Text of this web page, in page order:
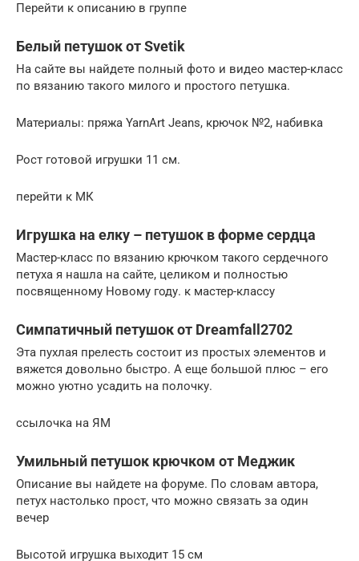
Перейти к описанию в группе
Белый петушок от Svetik
На сайте вы найдете полный фото и видео мастер-класс
по вязанию такого милого и простого петушка.
Материалы: пряжа YarnArt Jeans, крючок №2, набивка
Рост готовой игрушки 11 см.
перейти к МК
Игрушка на елку – петушок в форме сердца
Мастер-класс по вязанию крючком такого сердечного
петуха я нашла на сайте, целиком и полностью
посвященному Новому году. к мастер-классу
Симпатичный петушок от Dreamfall2702
Эта пухлая прелесть состоит из простых элементов и
вяжется довольно быстро. А еще большой плюс – его
можно уютно усадить на полочку.
ссылочка на ЯМ
Умильный петушок крючком от Меджик
Описание вы найдете на форуме. По словам автора,
петух настолько прост, что можно связать за один
вечер
Высотой игрушка выходит 15 см